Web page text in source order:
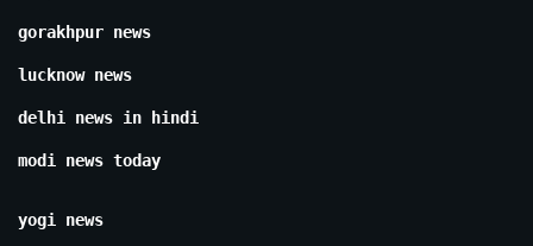
gorakhpur news
lucknow news
delhi news in hindi
modi news today
yogi news